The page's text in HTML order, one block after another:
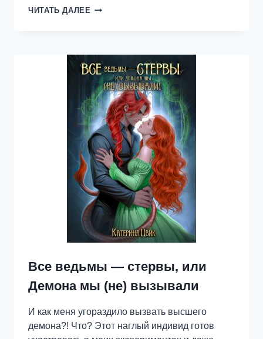
ЧИТАТЬ ДАЛЕЕ ВЛАСТЬ
Все ведьмы — стервы, или
Демона мы (не) вызывали
И как меня угораздило вызвать высшего
демона?! Что? Этот наглый индивид готов